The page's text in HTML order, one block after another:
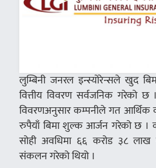
लुम्बिनी जनरल इन्स्योरेन्सले खुद
वित्तीय विवरण सर्वजनिक गरेको छ ।
विवरणअनुसार कम्पनीले गत आर्थिक
रुपैयाँ बिमा शुल्क आर्जन गरेको छ ।
सोही अवधिमा ६६ करोड ३८
संकलन गरेको थियो ।